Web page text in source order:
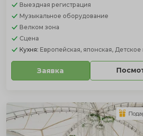
Выездная регистрация
Музыкальное оборудование
Велком зона
Сцена
Кухня: Европейская, японская,
Заявка